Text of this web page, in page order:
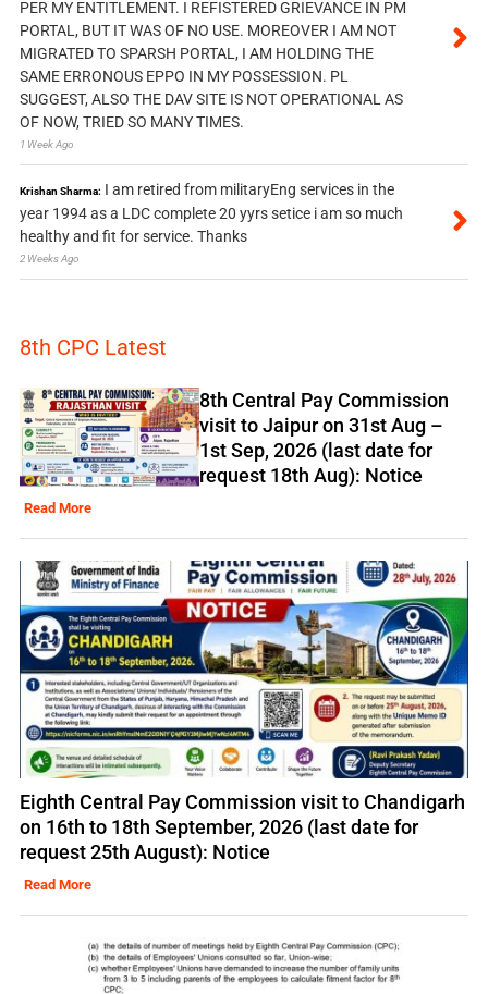
PER MY ENTITLEMENT. I REFISTERED GRIEVANCE IN PM
PORTAL, BUT IT WAS OF NO USE. MOREOVER I AM NOT
MIGRATED TO SPARSH PORTAL, I AM HOLDING THE
SAME ERRONOUS EPPO IN MY POSSESSION. PL
SUGGEST, ALSO THE DAV SITE IS NOT OPERATIONAL AS
OF NOW, TRIED SO MANY TIMES.
1 Week Ago
Krishan Sharma: I am retired from militaryEng services in the
year 1994 as a LDC complete 20 yyrs setice i am so much
healthy and fit for service. Thanks
2 Weeks Ago
8th CPC Latest
8th Central Pay Commission
visit to Jaipur on 31st Aug –
1st Sep, 2026 (last date for
request 18th Aug): Notice
Read More
Eighth Central Pay Commission visit to Chandigarh
on 16th to 18th September, 2026 (last date for
request 25th August): Notice
Read More